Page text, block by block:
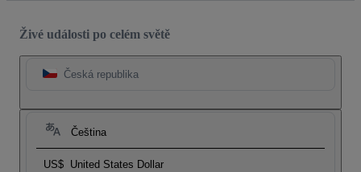
Živé události po celém světě
Česká republika
Čeština
US$ United States Dollar